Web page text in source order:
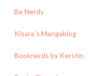
Be Nerdy
Kisara´s Mangablog
Booknerds by Kerstin